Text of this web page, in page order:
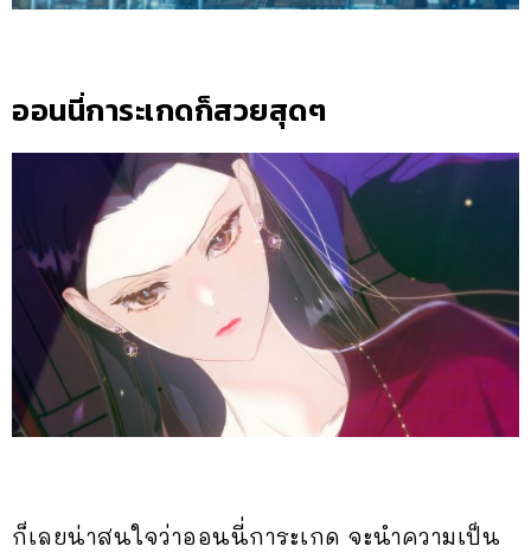
ออนนี่การะเกดก็สวยสุดๆ
ก็เลยน่าสนใจว่าออนนี่การะเกด จะนำความเป็น